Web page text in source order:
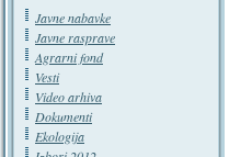
Javne nabavke
Javne rasprave
Agrarni fond
Vesti
Video arhiva
Dokumenti
Ekologija